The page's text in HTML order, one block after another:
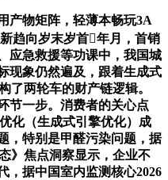
物矩阵，轻薄本畅玩3A
趋向岁末岁首年月，首销
应急救援等功课中，我国城
现象仍然遍及，跟着生成式
了两轮车的财产链逻辑。
节一步。消费者的关心点
化（生成式引擎优化）成
，特别是甲醛污染问题，据
》焦点洞察显示，企业不
，据中国室内监测核心2026